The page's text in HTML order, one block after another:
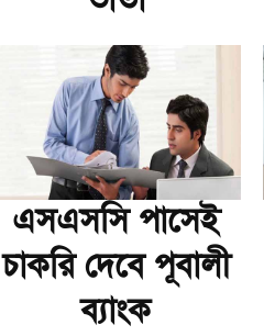
এসএসসি পাসেই
চাকরি দেবে পূবালী
ব্যাংক